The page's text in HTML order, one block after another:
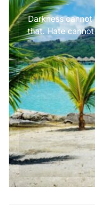
Darkness
that. Hate